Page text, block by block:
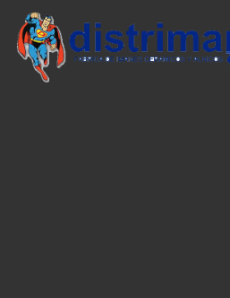
main
content